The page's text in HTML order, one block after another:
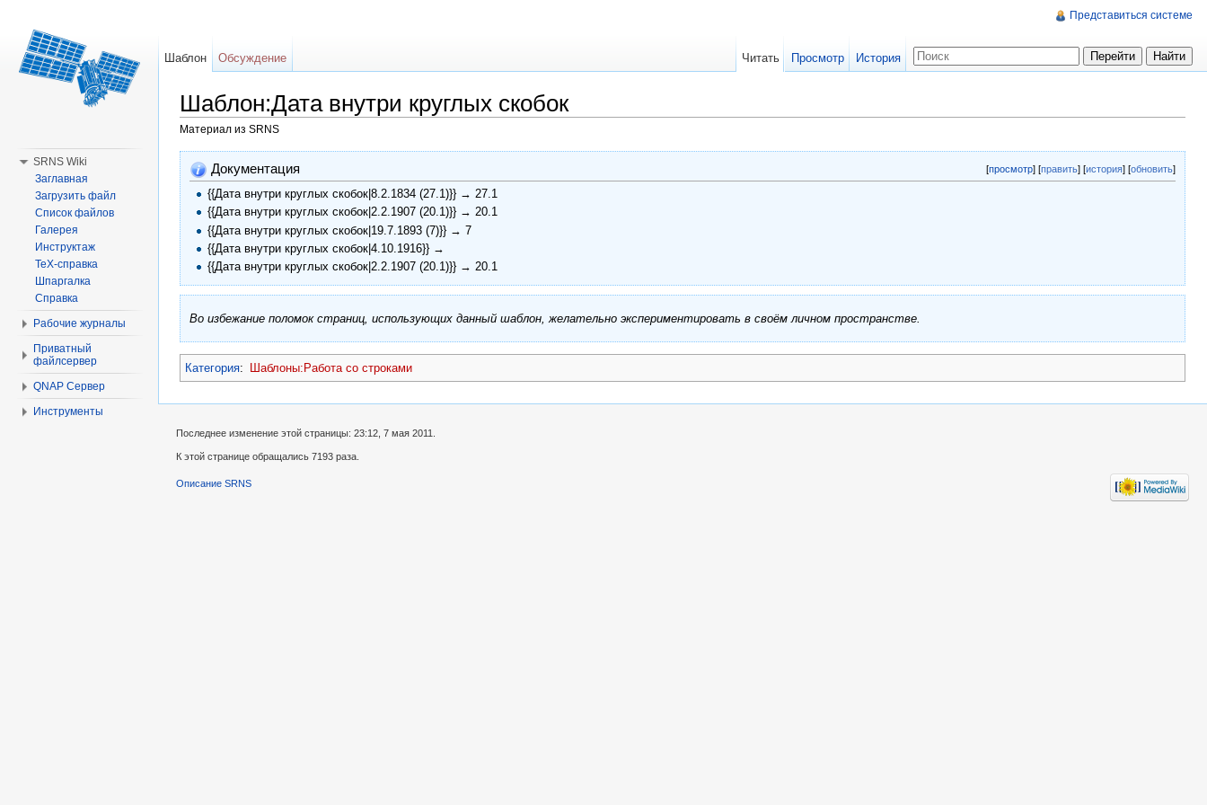
Шаблон:Дата внутри круглых скобок
Материал из SRNS
[просмотр] [править] [история] [обновить]
Документация
{{Дата внутри круглых скобок|8.2.1834 (27.1)}} → 27.1
{{Дата внутри круглых скобок|2.2.1907 (20.1)}} → 20.1
{{Дата внутри круглых скобок|19.7.1893 (7)}} → 7
{{Дата внутри круглых скобок|4.10.1916}} →
{{Дата внутри круглых скобок|2.2.1907 (20.1)}} → 20.1
Во избежание поломок страниц, использующих данный шаблон, желательно экспериментировать в своём личном пространстве.
Категория: Шаблоны:Работа со строками
Представиться системе
Шаблон Обсуждение Читать Просмотр История
SRNS Wiki
Заглавная
Загрузить файл
Список файлов
Галерея
Инструктаж
TeX-справка
Шпаргалка
Справка
Рабочие журналы
Приватный
файлсервер
QNAP Сервер
Инструменты
Последнее изменение этой страницы: 23:12, 7 мая 2011.
К этой странице обращались 7193 раза.
Описание SRNS